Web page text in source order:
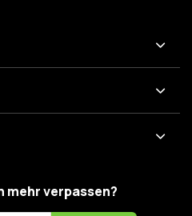
mehr verpassen?